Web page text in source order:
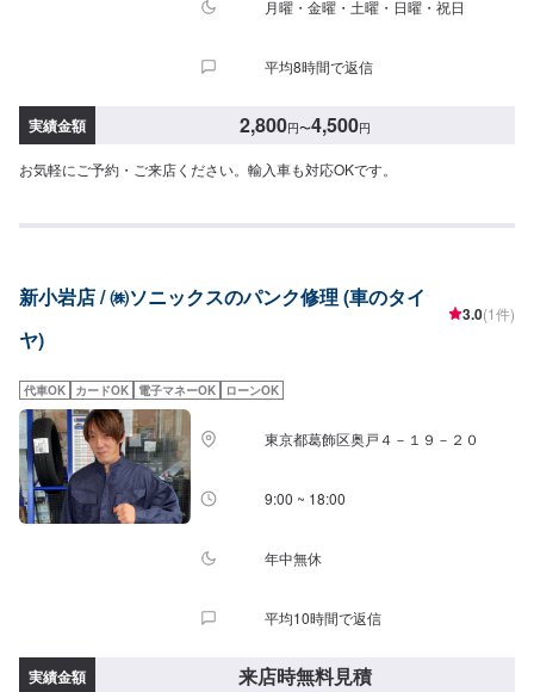
月曜・金曜・土曜・日曜・祝日
平均8時間で返信
実績金額 2,800円〜4,500円
お気軽にご予約・ご来店ください。輸入車も対応OKです。
新小岩店 / ㈱ソニックスのパンク修理 (車のタイ
ヤ)
3.0(1件)
代車OK カードOK 電子マネーOK ローンOK
東京都葛飾区奥戸４－１９－２０
9:00 ~ 18:00
年中無休
平均10時間で返信
実績金額 来店時無料見積